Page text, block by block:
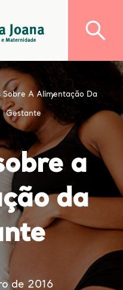
Sobre A Alimentação Da
Gestante
a
da
de 2016